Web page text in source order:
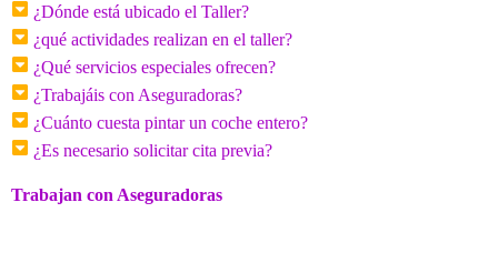
¿Dónde está ubicado el Taller?
¿qué actividades realizan en el taller?
¿Qué servicios especiales ofrecen?
¿Trabajáis con Aseguradoras?
¿Cuánto cuesta pintar un coche entero?
¿Es necesario solicitar cita previa?
Trabajan con Aseguradoras